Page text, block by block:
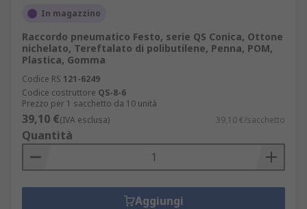
In magazzino
Raccordo pneumatico Festo, serie QS Conica, Ottone
nichelato, Tereftalato di polibutilene, Penna, POM,
Plastica, Gomma
Codice RS 121-6249
Codice costruttore QS-8-6
Prezzo per 1 sacchetto da 10 unità
39,10 €(IVA esclusa) 39,10 €/sacchetto
Quantità
Aggiungi